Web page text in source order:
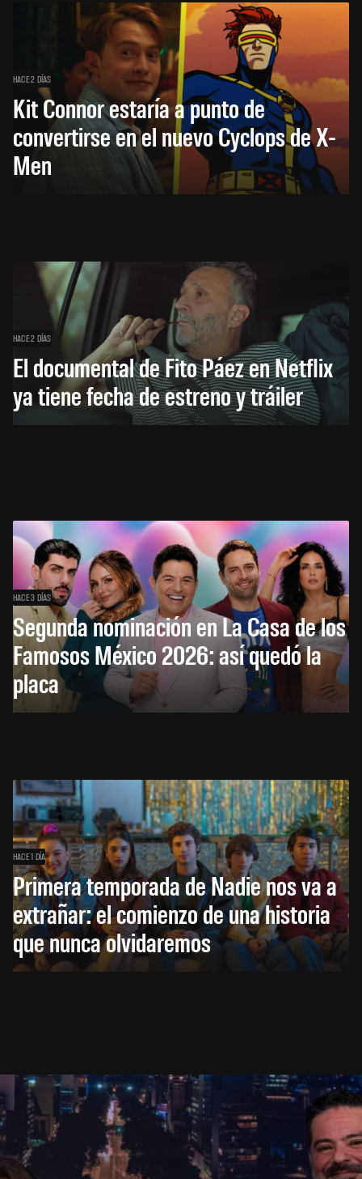
HACE 2 DÍAS
Kit Connor estaría a punto de
convertirse en el nuevo Cyclops de X-
Men
HACE 2 DÍAS
El documental de Fito Páez en Netflix
ya tiene fecha de estreno y tráiler
HACE 3 DÍAS
Segunda nominación en La Casa de los
Famosos México 2026: así quedó la
placa
HACE 1 DÍA
Primera temporada de Nadie nos va a
extrañar: el comienzo de una historia
que nunca olvidaremos